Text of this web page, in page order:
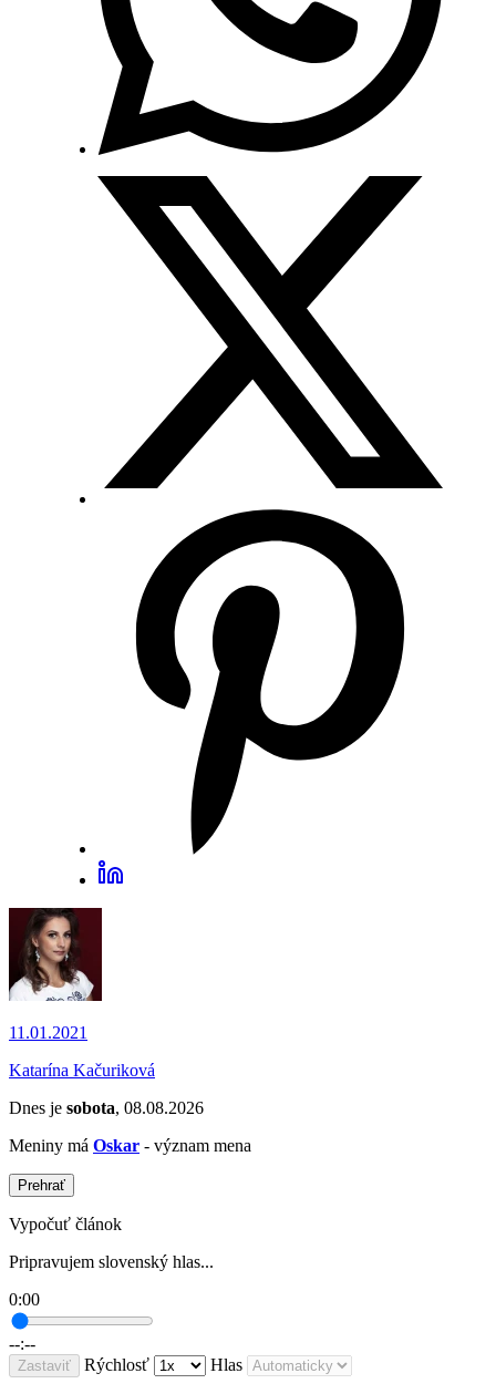
11.01.2021
Katarína Kačuriková
Dnes je sobota, 08.08.2026
Meniny má Oskar - význam mena
Prehrať
Vypočuť článok
Pripravujem slovenský hlas...
0:00
--:--
Zastaviť Rýchlosť Hlas